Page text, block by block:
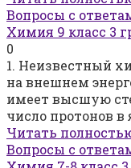
Вопросы с
Химия 9 класс 3
0
1. Неизвестный
на внешнем
имеет высшую
число протонов
Читать
Вопросы с